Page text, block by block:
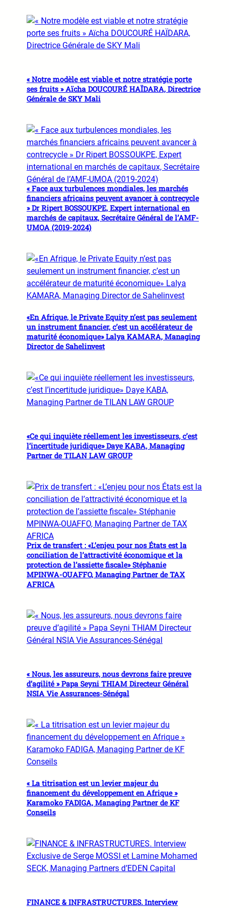
« Notre modèle est viable et notre stratégie porte
ses fruits » Aïcha DOUCOURÉ HAÏDARA, Directrice
Générale de SKY Mali
« Face aux turbulences mondiales, les marchés
financiers africains peuvent avancer à contrecycle
» Dr Ripert BOSSOUKPE, Expert international en
marchés de capitaux, Secrétaire Général de l’AMF-
UMOA (2019-2024)
«En Afrique, le Private Equity n’est pas seulement
un instrument financier, c’est un accélérateur de
maturité économique» Lalya KAMARA, Managing
Director de Sahelinvest
«Ce qui inquiète réellement les investisseurs, c’est
l’incertitude juridique» Daye KABA, Managing
Partner de TILAN LAW GROUP
Prix de transfert : «L’enjeu pour nos États est la
conciliation de l’attractivité économique et la
protection de l’assiette fiscale» Stéphanie
MPINWA-OUAFFO, Managing Partner de TAX
AFRICA
« Nous, les assureurs, nous devrons faire preuve
d’agilité » Papa Seyni THIAM Directeur Général
NSIA Vie Assurances-Sénégal
« La titrisation est un levier majeur du
financement du développement en Afrique »
Karamoko FADIGA, Managing Partner de KF
Conseils
FINANCE & INFRASTRUCTURES. Interview